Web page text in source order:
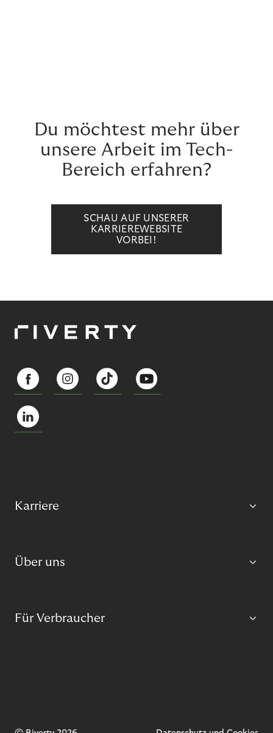
Du möchtest mehr über
unsere Arbeit im Tech-
Bereich erfahren?
SCHAU AUF UNSERER
KARRIEREWEBSITE
VORBEI!
Karriere
Über uns
Für Verbraucher